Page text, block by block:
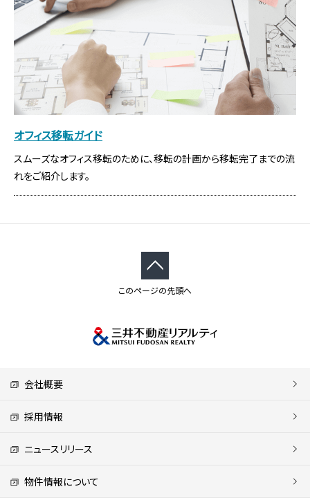
東京メトロ銀座線赤坂見附徒歩7分
東京メトロ半蔵門線永田町徒歩７分
募集フロア：
17F、8F 7F、6F
募集面積：
91.29坪 ～ 470.08坪
セントラル空調
光ケーブル引込可
24時間利用
新耐震基準
フリーアクセス
天井高2,800mm
赤坂溜池タワー
おすすめポイント：基準階400坪超の大型物件。近隣に飲食店が
東京都港区赤坂２丁目１７－７
東京メトロ千代田線赤坂徒歩４分
2F 、
募集面積： 172.70坪 ～ 404.60坪
フリーアクセス
天井高2,800mm
おすすめポイント：表参道・渋谷の2駅利用可能。2017年大規模
エイティブオフィス。
オフィス移転ガイド
スムーズなオフィス移転のために、移転の計画から移転完了までの流
れをご紹介します。
このページの先頭へ
会社概要
採用情報
ニュースリリース
物件情報について